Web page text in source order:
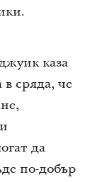
каза
сряда, че
да
по-добър